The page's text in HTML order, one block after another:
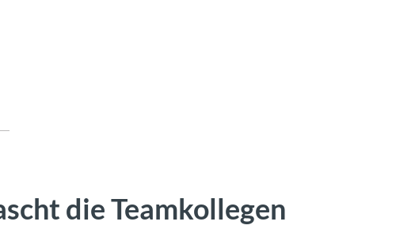
die Teamkollegen